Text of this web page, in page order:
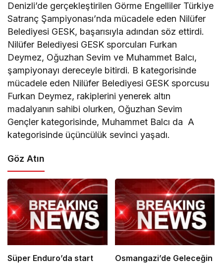
Denizli’de gerçekleştirilen Görme Engelliler Türkiye
Satranç Şampiyonası’nda mücadele eden Nilüfer
Belediyesi GESK, başarısıyla adından söz ettirdi.
Nilüfer Belediyesi GESK sporcuları Furkan
Deymez, Oğuzhan Sevim ve Muhammet Balcı,
şampiyonayı dereceyle bitirdi. B kategorisinde
mücadele eden Nilüfer Belediyesi GESK sporcusu
Furkan Deymez, rakiplerini yenerek altın
madalyanın sahibi olurken, Oğuzhan Sevim
Gençler kategorisinde, Muhammet Balcı da A
kategorisinde üçüncülük sevinci yaşadı.
Göz Atın
Süper Enduro’da start
Osmangazi’de Geleceğin